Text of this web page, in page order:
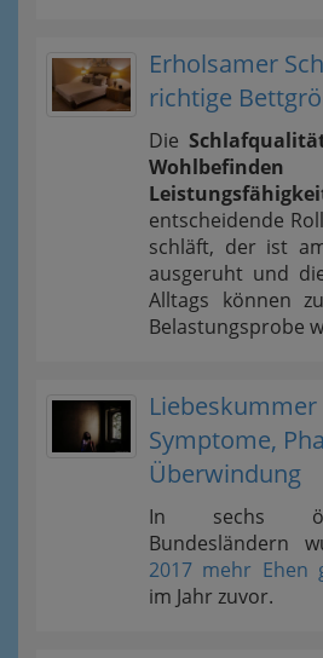
Erholsamer
richtige
Die
entscheidende
schläft, der ist
ausgeruht und
Alltags können
Belastungsprobe
Liebeskummer
Symptome,
Überwindung
In sechs
Bundesländern
2017 mehr Ehen
im Jahr zuvor.